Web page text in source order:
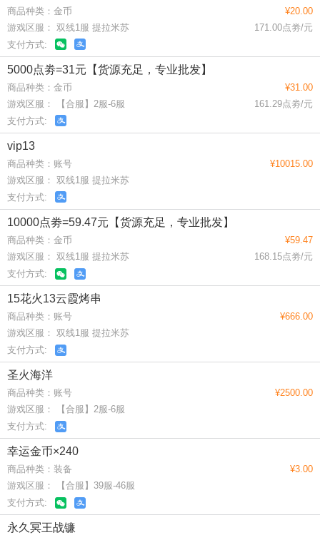
商品种类：金币
游戏区服： 双线1服 提拉米苏
支付方式:
¥20.00
171.00点劵/元
5000点劵=31元【货源充足，专业批发】
商品种类：金币
游戏区服： 【合服】2服-6服
支付方式:
¥31.00
161.29点劵/元
vip13
商品种类：账号
游戏区服： 双线1服 提拉米苏
支付方式:
¥10015.00
10000点劵=59.47元【货源充足，专业批发】
商品种类：金币
游戏区服： 双线1服 提拉米苏
支付方式:
¥59.47
168.15点劵/元
15花火13云霞烤串
商品种类：账号
游戏区服： 双线1服 提拉米苏
支付方式:
¥666.00
圣火海洋
商品种类：账号
游戏区服： 【合服】2服-6服
支付方式:
¥2500.00
幸运金币×240
商品种类：装备
游戏区服： 【合服】39服-46服
支付方式:
¥3.00
永久冥王战镰